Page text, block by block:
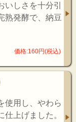
いしさを十分引
熟発酵で、納豆
価格:160円(税込)
使用し、やわら
上げました。